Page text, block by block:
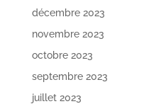
décembre 2023
novembre 2023
octobre 2023
septembre 2023
juillet 2023